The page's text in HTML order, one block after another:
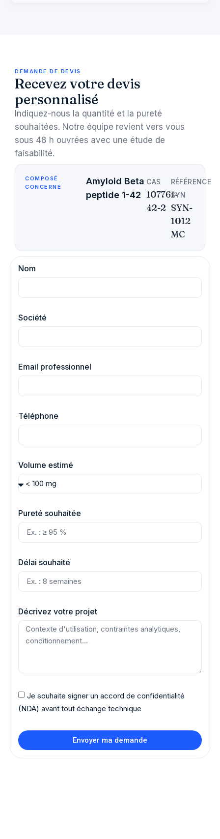
DEMANDE DE DEVIS
Recevez votre devis
personnalisé
Indiquez-nous la quantité et la pureté
souhaitées. Notre équipe revient vers vous
sous 48 h ouvrées avec une étude de
faisabilité.
COMPOSÉ
CONCERNÉ
Amyloid Beta
peptide 1-42
CAS
107761-
42-2
RÉFÉRENCE
SYN
SYN-
1012
MC
Nom
Société
Email professionnel
Téléphone
Volume estimé
Pureté souhaitée
Délai souhaité
Décrivez votre projet
Je souhaite signer un accord de confidentialité
(NDA) avant tout échange technique
Envoyer ma demande